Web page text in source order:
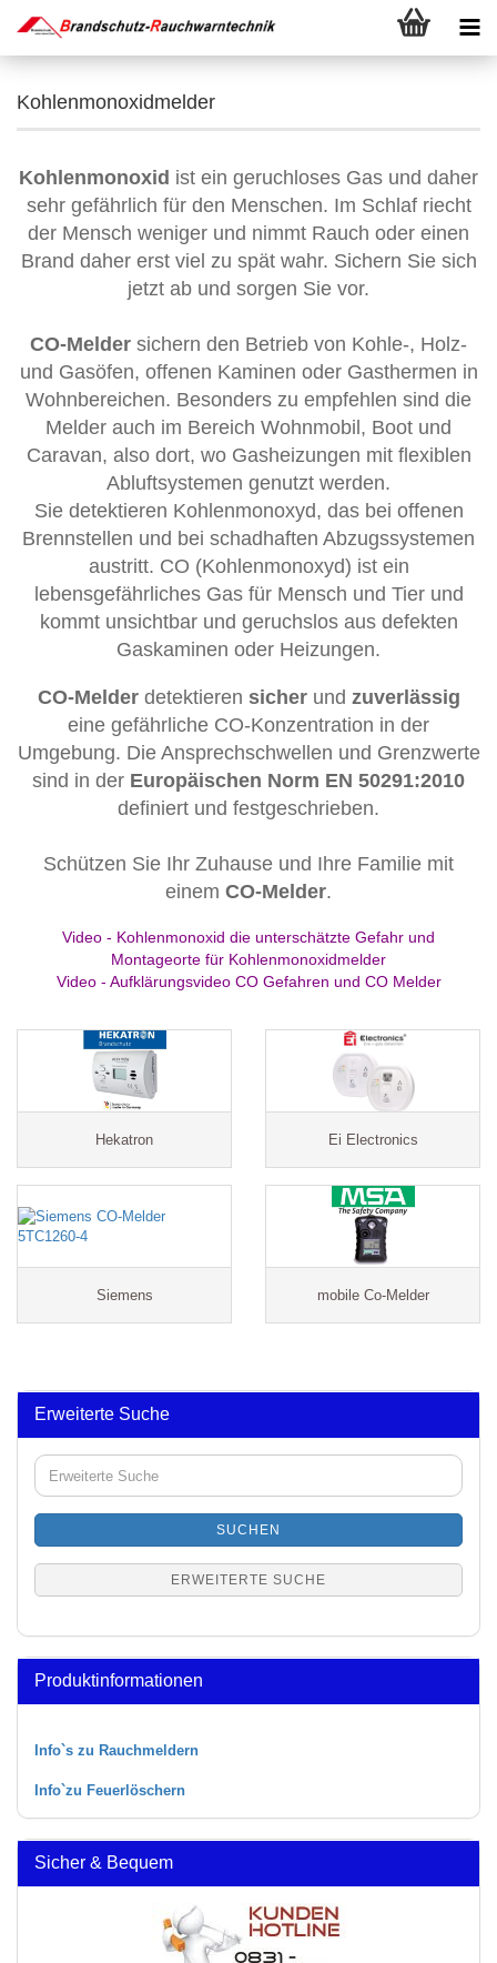
Kohlenmonoxidmelder
Kohlenmonoxid ist ein geruchloses Gas und daher
sehr gefährlich für den Menschen. Im Schlaf riecht
der Mensch weniger und nimmt Rauch oder einen
Brand daher erst viel zu spät wahr. Sichern Sie sich
jetzt ab und sorgen Sie vor.
CO-Melder sichern den Betrieb von Kohle-, Holz-
und Gasöfen, offenen Kaminen oder Gasthermen in
Wohnbereichen. Besonders zu empfehlen sind die
Melder auch im Bereich Wohnmobil, Boot und
Caravan, also dort, wo Gasheizungen mit flexiblen
Abluftsystemen genutzt werden.
Sie detektieren Kohlenmonoxyd, das bei offenen
Brennstellen und bei schadhaften Abzugssystemen
austritt. CO (Kohlenmonoxyd) ist ein
lebensgefährliches Gas für Mensch und Tier und
kommt unsichtbar und geruchslos aus defekten
Gaskaminen oder Heizungen.
CO-Melderdetektieren sicherund zuverlässig
eine gefährliche CO-Konzentration in der
Umgebung. Die Ansprechschwellen und Grenzwerte
sind in der Europäischen Norm EN 50291:2010
definiert und festgeschrieben.
Schützen Sie Ihr Zuhause und Ihre Familie mit
einem CO-Melder.
Video - Kohlenmonoxid die unterschätzte Gefahr und
Montageorte für Kohlenmonoxidmelder
Video - Aufklärungsvideo CO Gefahren und CO Melder
Hekatron Ei Electronics
Siemens mobile Co-Melder
Erweiterte Suche
Erweiterte
Suche
SUCHEN
ERWEITERTE SUCHE
Produktinformationen
Info`s zu Rauchmeldern
Info`zu Feuerlöschern
Sicher & Bequem